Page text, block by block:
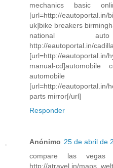
mechanics basic
[url=http://eautoportal.in/
uk]bike breakers
national
http://eautoportal.in/
[url=http://eautoportal.in/
manual-cd]automobile
automobile
[url=http://eautoportal.in/
parts mirror[/url]
Responder
Anónimo 25 de abril de
compare las vegas
http://atravel.in/